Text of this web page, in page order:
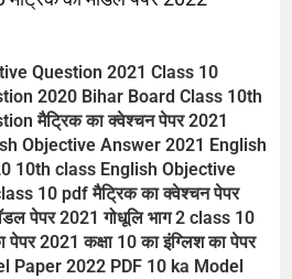
Question 2021 Class 10
2020 Bihar Board Class 10th
मैट्रिक का क्वेश्चन पेपर 2021
Objective Answer 2021 English
10th class English Objective
10 pdf मैट्रिक का क्वेश्चन पेपर
पेपर 2021 गोधूलि भाग 2 class 10
2021 कक्षा 10 का इंग्लिश का पेपर
Paper 2022 PDF 10 ka Model